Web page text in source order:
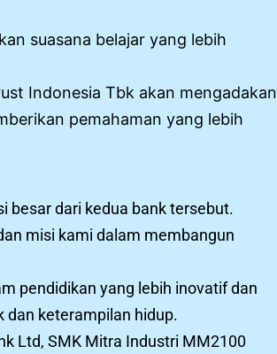
suasana belajar yang lebih
Indonesia Tbk akan mengadakan
pemahaman yang lebih
besar dari kedua bank tersebut.
misi kami dalam membangun
pendidikan yang lebih inovatif dan
dan keterampilan hidup.
Ltd, SMK Mitra Industri MM2100